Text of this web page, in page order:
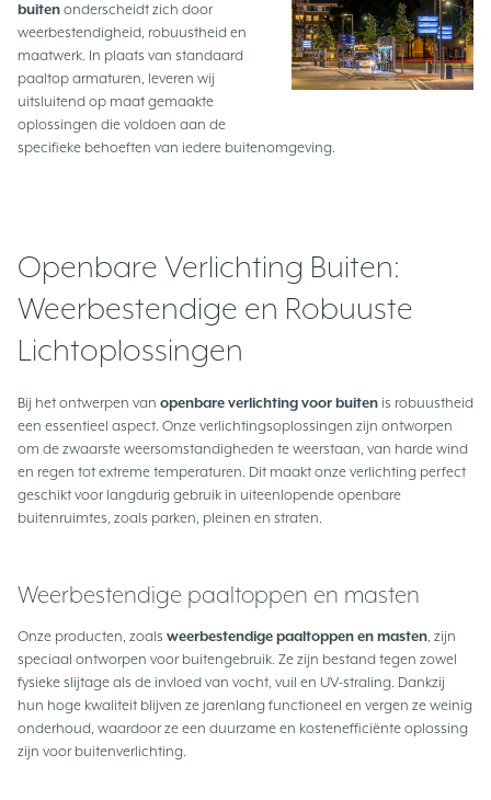
buiten onderscheidt zich door
weerbestendigheid, robuustheid en
maatwerk. In plaats van standaard
paaltop armaturen, leveren wij
uitsluitend op maat gemaakte
oplossingen die voldoen aan de
specifieke behoeften van iedere buitenomgeving.
Openbare Verlichting Buiten:
Weerbestendige en Robuuste
Lichtoplossingen
Bij het ontwerpen van openbare verlichting voor buiten is robuustheid
een essentieel aspect. Onze verlichtingsoplossingen zijn ontworpen
om de zwaarste weersomstandigheden te weerstaan, van harde wind
en regen tot extreme temperaturen. Dit maakt onze verlichting perfect
geschikt voor langdurig gebruik in uiteenlopende openbare
buitenruimtes, zoals parken, pleinen en straten.
Weerbestendige paaltoppen en masten
Onze producten, zoals weerbestendige paaltoppen en masten , zijn
speciaal ontworpen voor buitengebruik. Ze zijn bestand tegen zowel
fysieke slijtage als de invloed van vocht, vuil en UV-straling. Dankzij
hun hoge kwaliteit blijven ze jarenlang functioneel en vergen ze weinig
onderhoud, waardoor ze een duurzame en kostenefficiënte oplossing
zijn voor buitenverlichting.